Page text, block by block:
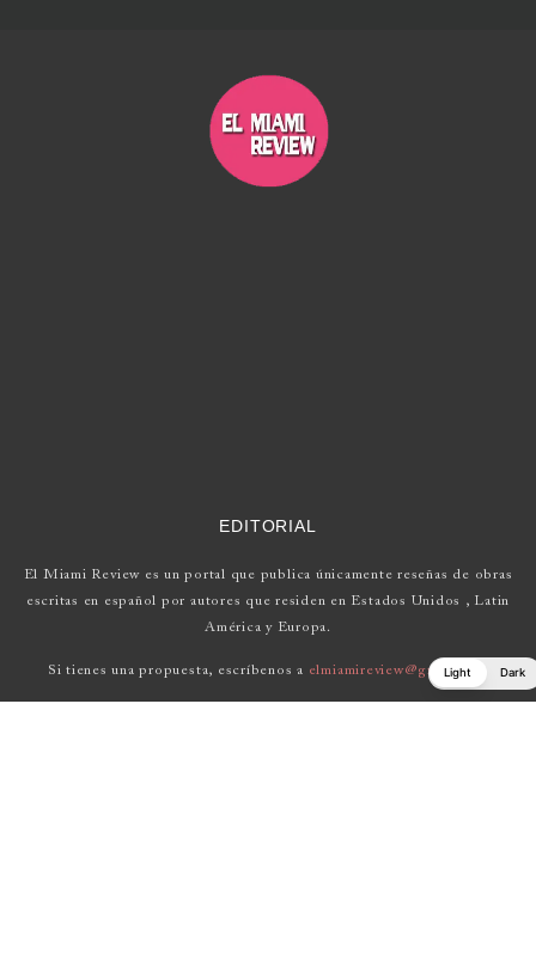
EDITORIAL
El Miami Review es un portal que publica únicamente reseñas de obras
escritas en español por autores que residen en Estados Unidos , Latin
América y Europa.
Si tienes una propuesta, escríbenos a elmiamireview@gmail.com
Light Dark